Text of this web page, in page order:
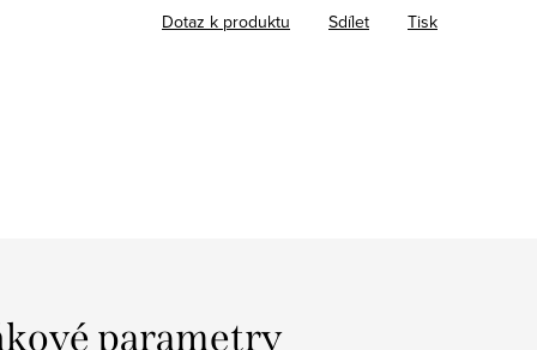
Tisk
Dotaz k produktu Sdílet
parametry